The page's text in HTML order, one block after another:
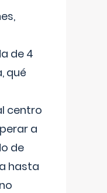
de 4
qué
centro
a
de
hasta